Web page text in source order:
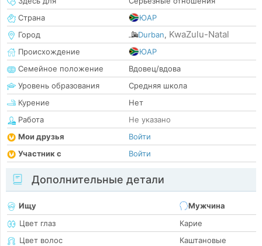
Страна
ЮАР
Город
Durban, KwaZulu-Natal
Происхождение
ЮАР
Семейное положение
Вдовец/вдова
Уровень образования
Средняя школа
Курение
Нет
Работа
Не указано
Мои друзья
Войти
Участник с
Войти
Дополнительные детали
Ищу
Мужчина
Цвет глаз
Карие
Цвет волос
Каштановые